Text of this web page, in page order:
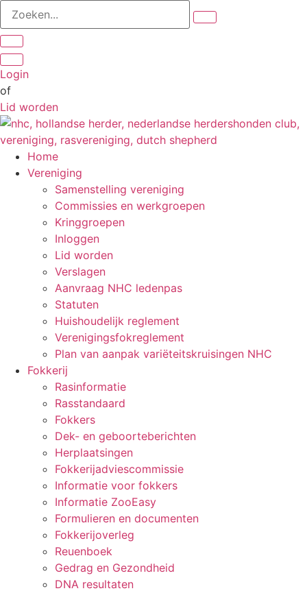
Ga
naar
de
inhoud
Zoeken...
Login
of
Lid worden
Home
Vereniging
Samenstelling vereniging
Commissies en werkgroepen
Kringgroepen
Inloggen
Lid worden
Verslagen
Aanvraag NHC ledenpas
Statuten
Huishoudelijk reglement
Verenigingsfokreglement
Plan van aanpak variëteitskruisingen NHC
Fokkerij
Rasinformatie
Rasstandaard
Fokkers
Dek- en geboorteberichten
Herplaatsingen
Fokkerijadviescommissie
Informatie voor fokkers
Informatie ZooEasy
Formulieren en documenten
Fokkerijoverleg
Reuenboek
Gedrag en Gezondheid
DNA resultaten